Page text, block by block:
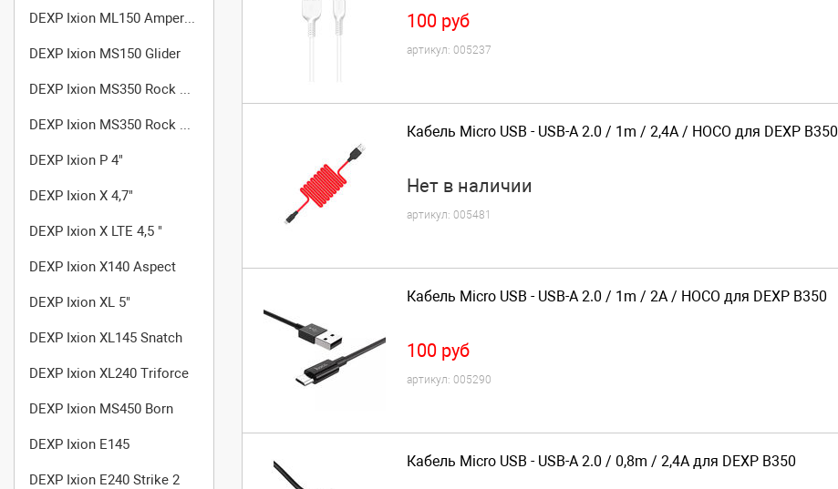
DEXP Ixion ML150 Amper M
DEXP Ixion MS150 Glider
DEXP Ixion MS350 Rock Plus
DEXP Ixion MS350 Rock Plus Gold
DEXP Ixion P 4"
DEXP Ixion X 4,7"
DEXP Ixion X LTE 4,5 "
DEXP Ixion X140 Aspect
DEXP Ixion XL 5"
DEXP Ixion XL145 Snatch
DEXP Ixion XL240 Triforce
DEXP Ixion MS450 Born
DEXP Ixion E145
DEXP Ixion E240 Strike 2
100 руб
артикул: 005237
Кабель Micro USB - USB-A 2.0 / 1m / 2,4A / HOCO для DEXP B350
Нет в наличии
артикул: 005481
Кабель Micro USB - USB-A 2.0 / 1m / 2A / HOCO для DEXP B350
100 руб
артикул: 005290
Кабель Micro USB - USB-A 2.0 / 0,8m / 2,4A для DEXP B350